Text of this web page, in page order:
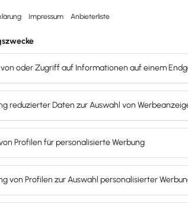
Rückzahlung
etwas anderes vereinbart und dem
Basis die Erstattung in Form eines
Beginn ist von der Vertragsart
Widerrufsfrist, sobald die Ware